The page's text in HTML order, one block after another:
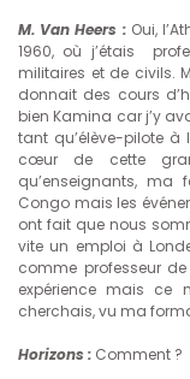
M. Van Heers :Oui,
1960, où j’étais
militaires et de civils.
donnait des cours
bien Kamina car j’y
tant qu’élève-pilote à
cœur de cette
qu’enseignants,
Congo mais les
ont fait que nous
vite un emploi à
comme professeur
expérience mais ce
cherchais, vu ma
Horizons : Comment ?